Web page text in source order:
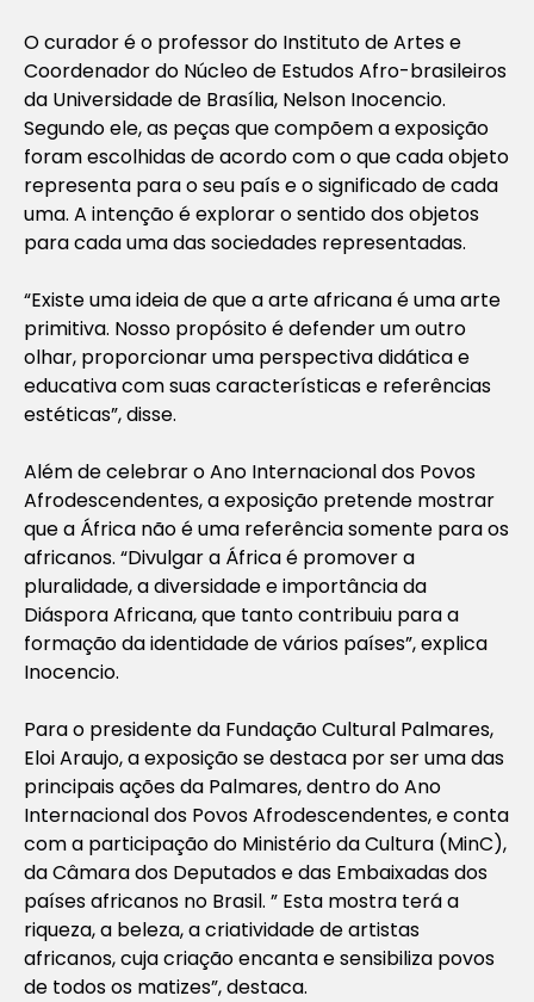
O curador é o professor do Instituto de Artes e
Coordenador do Núcleo de Estudos Afro-brasileiros
da Universidade de Brasília, Nelson Inocencio.
Segundo ele, as peças que compõem a exposição
foram escolhidas de acordo com o que cada objeto
representa para o seu país e o significado de cada
uma. A intenção é explorar o sentido dos objetos
para cada uma das sociedades representadas.
“Existe uma ideia de que a arte africana é uma arte
primitiva. Nosso propósito é defender um outro
olhar, proporcionar uma perspectiva didática e
educativa com suas características e referências
estéticas”, disse.
Além de celebrar o Ano Internacional dos Povos
Afrodescendentes, a exposição pretende mostrar
que a África não é uma referência somente para os
africanos. “Divulgar a África é promover a
pluralidade, a diversidade e importância da
Diáspora Africana, que tanto contribuiu para a
formação da identidade de vários países”, explica
Inocencio.
Para o presidente da Fundação Cultural Palmares,
Eloi Araujo, a exposição se destaca por ser uma das
principais ações da Palmares, dentro do Ano
Internacional dos Povos Afrodescendentes, e conta
com a participação do Ministério da Cultura (MinC),
da Câmara dos Deputados e das Embaixadas dos
países africanos no Brasil. ” Esta mostra terá a
riqueza, a beleza, a criatividade de artistas
africanos, cuja criação encanta e sensibiliza povos
de todos os matizes”, destaca.